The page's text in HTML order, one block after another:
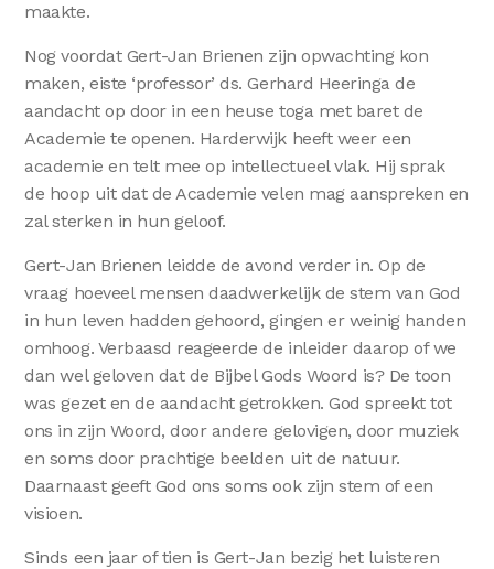
maakte.
Nog voordat Gert-Jan Brienen zijn opwachting kon
maken, eiste ‘professor’ ds. Gerhard Heeringa de
aandacht op door in een heuse toga met baret de
Academie te openen. Harderwijk heeft weer een
academie en telt mee op intellectueel vlak. Hij sprak
de hoop uit dat de Academie velen mag aanspreken en
zal sterken in hun geloof.
Gert-Jan Brienen leidde de avond verder in. Op de
vraag hoeveel mensen daadwerkelijk de stem van God
in hun leven hadden gehoord, gingen er weinig handen
omhoog. Verbaasd reageerde de inleider daarop of we
dan wel geloven dat de Bijbel Gods Woord is? De toon
was gezet en de aandacht getrokken. God spreekt tot
ons in zijn Woord, door andere gelovigen, door muziek
en soms door prachtige beelden uit de natuur.
Daarnaast geeft God ons soms ook zijn stem of een
visioen.
Sinds een jaar of tien is Gert-Jan bezig het luisteren